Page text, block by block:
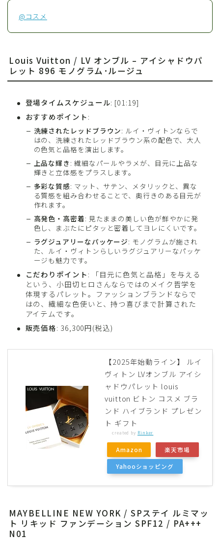
@コスメ
Louis Vuitton / LV オンブル – アイシャドウパ
レット 896 モノグラム･ルージュ
登場タイムスケジュール: [01:19]
おすすめポイント:
洗練されたレッドブラウン: ルイ・ヴィトンならで
はの、洗練されたレッドブラウン系の配色で、大人
の色気と品格を演出します。
上品な輝き : 繊細なパールやラメが、目元に上品な
輝きと立体感をプラスします。
多彩な質感: マット、サテン、メタリックと、異な
る質感を組み合わせることで、奥行きのある目元が
作れます。
高発色・高密着: 見たままの美しい色が鮮やかに発
色し、まぶたにピタッと密着してヨレにくいです。
ラグジュアリーなパッケージ: モノグラムが施され
た、ルイ・ヴィトンらしいラグジュアリーなパッケ
ージも魅力です。
こだわりポイント: 「目元に色気と品格」を与える
という、小田切ヒロさんならではのメイク哲学を
体現するパレット。ファッションブランドならで
はの、繊細な色使いと、持つ喜びまで計算された
アイテムです。
販売価格: 36,300円(税込)
【2025年始動ライン】 ルイ
ヴィトン LVオンブル アイシ
ャドウパレット louis
vuitton ビトン コスメ ブラ
ンド ハイブランド プレゼン
ト ギフト
created by Rinker
Amazon 楽天市場
Yahooショッピング
MAYBELLINE NEW YORK / SPステイ ルミマッ
ト リキッド ファンデーション SPF12 / PA+++
N01